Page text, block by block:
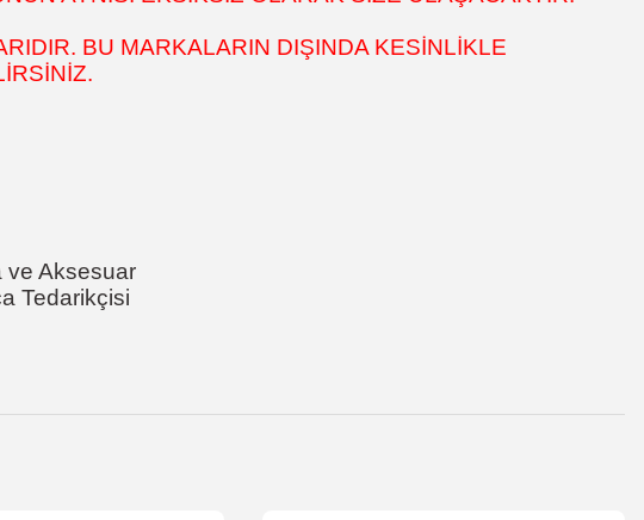
BU MARKALARIN DIŞINDA KESİNLİKLE
ve Aksesuar
Tedarikçisi